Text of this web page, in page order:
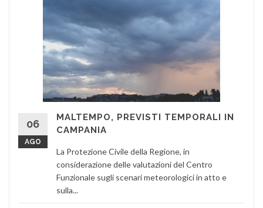
06
AGO
MALTEMPO, PREVISTI TEMPORALI IN
CAMPANIA
La Protezione Civile della Regione, in
considerazione delle valutazioni del Centro
Funzionale sugli scenari meteorologici in atto e
sulla...